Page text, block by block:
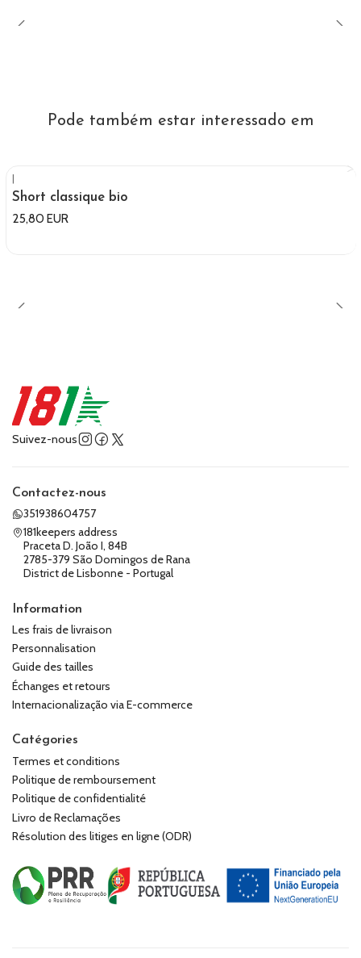
Pode também estar interessado em
|
Short classique bio
25,80 EUR
Suivez-nous
Contactez-nous
351938604757
181keepers address
Praceta D. João I, 84B
2785-379 São Domingos de Rana
District de Lisbonne - Portugal
Information
Les frais de livraison
Personnalisation
Guide des tailles
Échanges et retours
Internacionalização via E-commerce
Catégories
Termes et conditions
Politique de remboursement
Politique de confidentialité
Livro de Reclamações
Résolution des litiges en ligne (ODR)